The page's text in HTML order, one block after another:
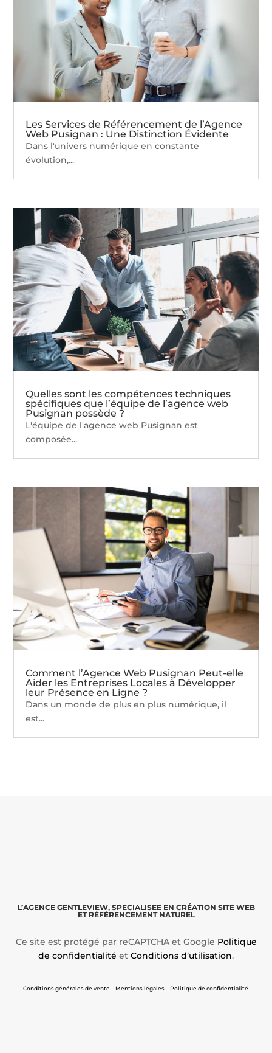
Les Services de Référencement de l’Agence
Web Pusignan : Une Distinction Évidente
Dans l'univers numérique en constante
évolution,...
Quelles sont les compétences techniques
spécifiques que l’équipe de l’agence web
Pusignan possède ?
L'équipe de l'agence web Pusignan est
composée...
Comment l’Agence Web Pusignan Peut-elle
Aider les Entreprises Locales à Développer
leur Présence en Ligne ?
Dans un monde de plus en plus numérique, il
est...
L’AGENCE GENTLEVIEW, SPECIALISEE EN CRÉATION SITE WEB
ET RÉFÉRENCEMENT NATUREL
Ce site est protégé par reCAPTCHA et Google Politique
de confidentialité et Conditions d’utilisation.
Conditions générales de vente – Mentions légales – Politique de confidentialité